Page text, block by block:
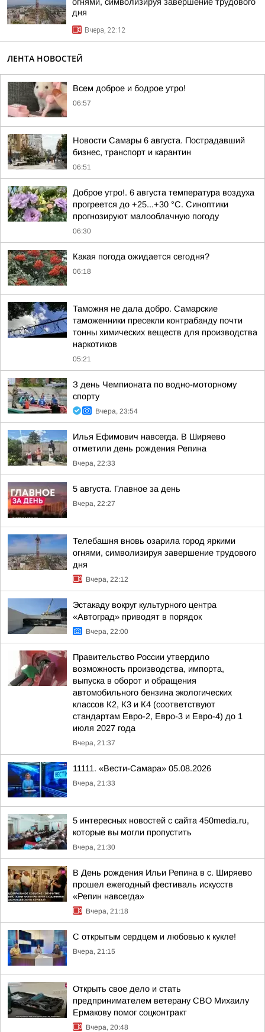
дня
Вчера, 22:12
ЛЕНТА НОВОСТЕЙ
Всем доброе и бодрое утро!
06:57
Новости Самары 6 августа. Пострадавший
бизнес, транспорт и карантин
06:51
Доброе утро!. 6 августа температура воздуха
прогреется до +25...+30 °C. Синоптики
прогнозируют малооблачную погоду
06:30
Какая погода ожидается сегодня?
06:18
Таможня не дала добро. Самарские
таможенники пресекли контрабанду почти
тонны химических веществ для производства
наркотиков
05:21
З день Чемпионата по водно-моторному
спорту
Вчера, 23:54
Илья Ефимович навсегда. В Ширяево
отметили день рождения Репина
Вчера, 22:33
5 августа. Главное за день
Вчера, 22:27
Телебашня вновь озарила город яркими
огнями, символизируя завершение трудового
дня
Вчера, 22:12
Эстакаду вокруг культурного центра
«Автоград» приводят в порядок
Вчера, 22:00
Правительство России утвердило
возможность производства, импорта,
выпуска в оборот и обращения
автомобильного бензина экологических
классов К2, К3 и К4 (соответствуют
стандартам Евро-2, Евро-3 и Евро-4) до 1
июля 2027 года
Вчера, 21:37
11111. «Вести-Самара» 05.08.2026
Вчера, 21:33
5 интересных новостей с сайта 450media.ru,
которые вы могли пропустить
Вчера, 21:30
В День рождения Ильи Репина в с. Ширяево
прошел ежегодный фестиваль искусств
«Репин навсегда»
Вчера, 21:18
С открытым сердцем и любовью к кукле!
Вчера, 21:15
Открыть свое дело и стать
предпринимателем ветерану СВО Михаилу
Ермакову помог соцконтракт
Вчера, 20:48